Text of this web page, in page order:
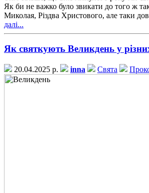
Як би не важко було звикати до того ж
Миколая, Різдва Христового, але таки
далі...
Як святкують Великдень у
20.04.2025 р. inna Свята